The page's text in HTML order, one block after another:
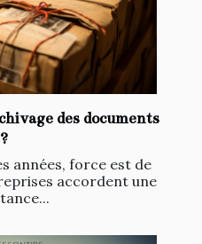
des documents
?
années, force est de
accordent une